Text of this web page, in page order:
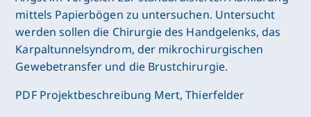
mittels Papierbögen zu untersuchen. Untersucht
werden sollen die Chirurgie des Handgelenks, das
Karpaltunnelsyndrom, der mikrochirurgischen
Gewebetransfer und die Brustchirurgie.
PDF Projektbeschreibung Mert, Thierfelder